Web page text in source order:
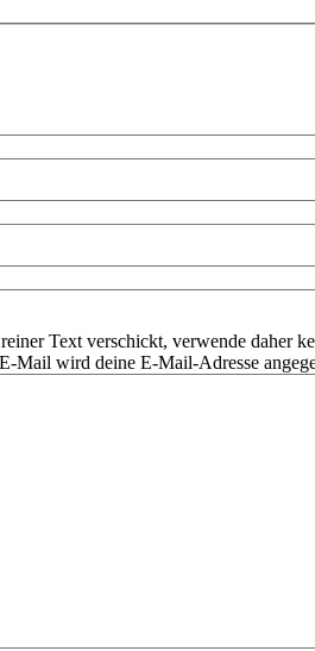
Text verschickt, verwende daher
Mail wird deine E-Mail-Adresse